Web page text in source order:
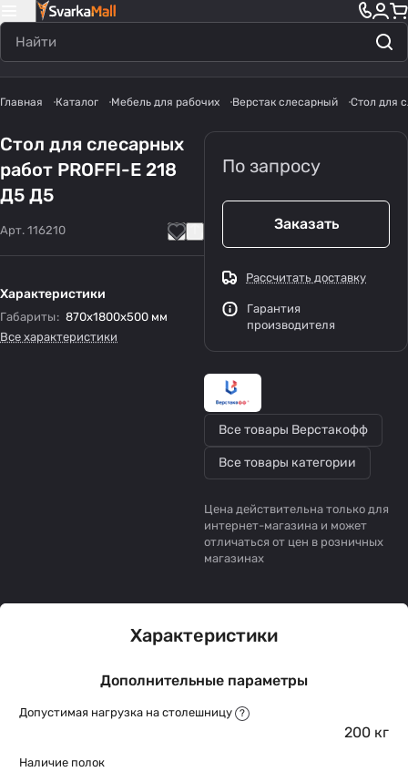
Главная Каталог Мебель для рабочих Верстак слесарный Стол для
Стол для слесарных
работ PROFFI-E 218
Д5 Д5
Арт. 116210
Характеристики
Габариты: 870x1800x500 мм
Все характеристики
По запросу
Заказать
Рассчитать доставку
Гарантия
производителя
Все товары Верстакофф
Все товары категории
Цена действительна только для
интернет-магазина и может
отличаться от цен в розничных
магазинах
Характеристики
Дополнительные параметры
Допустимая нагрузка на столешницу ?
200 кг
Наличие полок